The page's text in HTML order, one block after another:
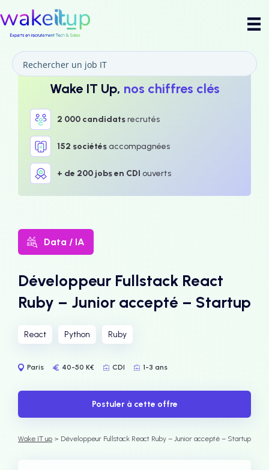
Wake IT Up, nos chiffres clés
2 000 candidatsrecrutés
152 sociétésaccompagnées
+ de 200 jobs en CDI ouverts
Data / IA
Développeur Fullstack React
Ruby – Junior accepté – Startup
React Python Ruby
Paris 40-50 K€ CDI 1-3 ans
Postuler à cette offre
Wake IT up > Développeur Fullstack React Ruby – Junior accepté – Startup